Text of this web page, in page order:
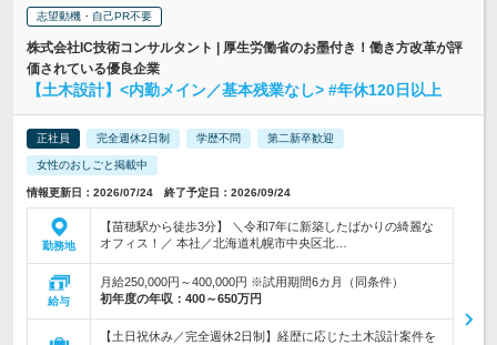
志望動機・自己PR不要
株式会社IC技術コンサルタント | 厚生労働省のお墨付き！働き方改革が評
価されている優良企業
【土木設計】<内勤メイン／基本残業なし> #年休120日以上
正社員 完全週休2日制 学歴不問 第二新卒歓迎
女性のおしごと掲載中
情報更新日：2026/07/24 終了予定日：2026/09/24
勤務地
【苗穂駅から徒歩3分】 ＼令和7年に新築したばかりの綺麗な
オフィス！／ 本社／北海道札幌市中央区北…
給与
月給250,000円～400,000円 ※試用期間6カ月（同条件）
初年度の年収： 400～650万円
【土日祝休み／完全週休2日制】経歴に応じた土木設計案件を